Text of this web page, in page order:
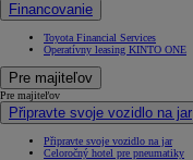
vr. zvýhodnenia1 000 €
a bonusu za výkup
Nový Yaris Cross
HYBRID
Financovanie
Toyota Financial Services
Operatívny leasing KINTO ONE
Pre majiteľov
Pre majiteľov
Připravte svoje vozidlo na jar
Připravte svoje vozidlo na jar
Celoročný hotel pre pneumatiky